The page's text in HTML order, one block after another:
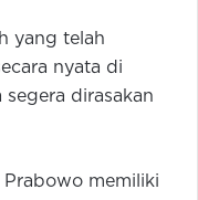
yang telah
nyata di
segera dirasakan
Prabowo memiliki